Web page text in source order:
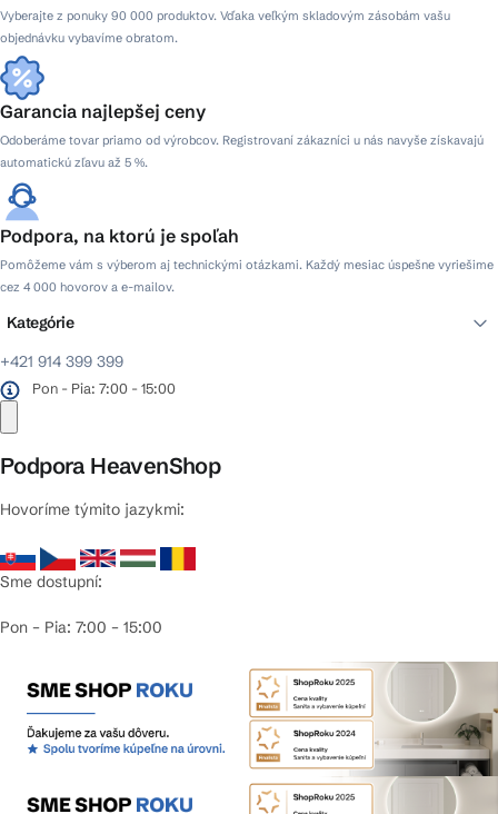
Vyberajte z ponuky 90 000 produktov. Vďaka veľkým skladovým zásobám vašu
objednávku vybavíme obratom.
Garancia najlepšej ceny
Odoberáme tovar priamo od výrobcov. Registrovaní zákazníci u nás navyše získavajú
automatickú zľavu až 5 %.
Podpora, na ktorú je spoľah
Pomôžeme vám s výberom aj technickými otázkami. Každý mesiac úspešne vyriešime
cez 4 000 hovorov a e-mailov.
+421 914 399 399
Pon - Pia: 7:00 - 15:00
Podpora HeavenShop
Hovoríme týmito jazykmi:
Sme dostupní:
Pon – Pia: 7:00 – 15:00
Kategórie